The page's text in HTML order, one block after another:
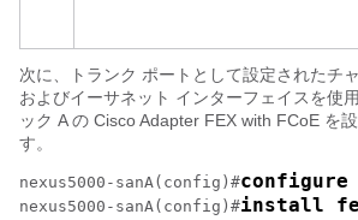
次に、トランク ポートとして設定されたチ
およびイーサネット インターフェイスを使
ック A の Cisco Adapter FEX with FCoE を
す。
nexus5000-sanA(config)#
nexus5000-sanA(config)#install